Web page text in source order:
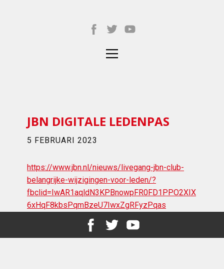
JBN DIGITALE LEDENPAS
5 FEBRUARI 2023
https://www.jbn.nl/nieuws/livegang-jbn-club-
belangrijke-wijzigingen-voor-leden/?
fbclid=IwAR1aqldN3KPBnowpFR0FD1PPO2XIX
6xHqF8kbsPqmBzeU7IwxZgRFyzPqas